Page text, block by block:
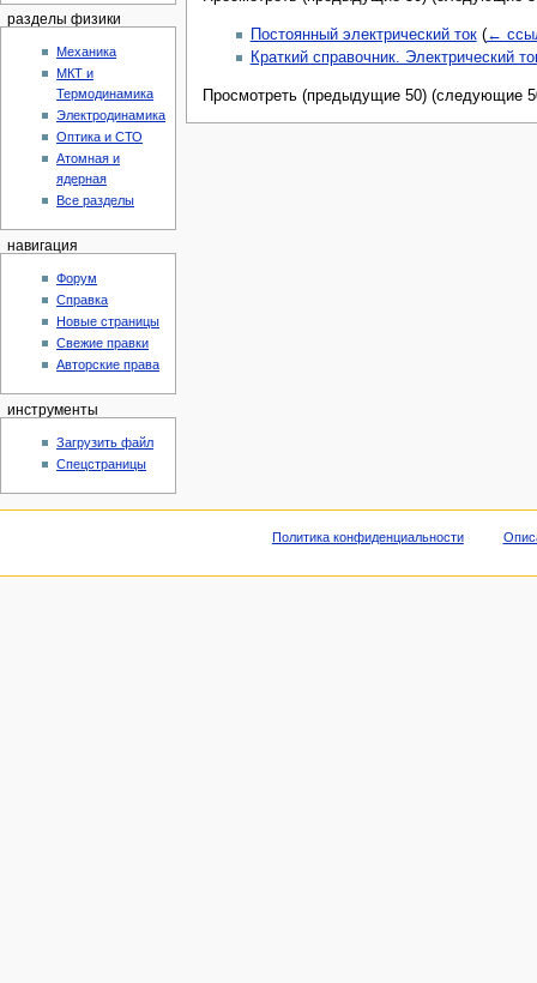
Постоянный электрический ток (←
Краткий справочник. Электрический
Просмотреть (предыдущие 50) (следующие
разделы физики
Механика
МКТ и
Термодинамика
Электродинамика
Оптика и СТО
Атомная и
ядерная
Все разделы
навигация
Форум
Справка
Новые страницы
Свежие правки
Авторские права
инструменты
Загрузить файл
Спецстраницы
Политика конфиденциальности